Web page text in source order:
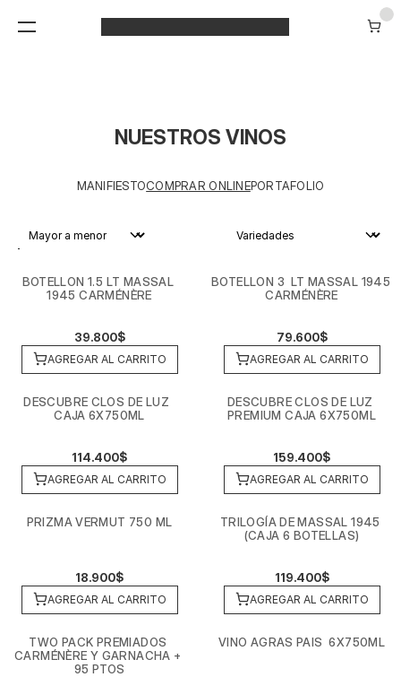
NUESTROS VINOS
MANIFIESTOCOMPRAR ONLINEPORTAFOLIO
BOTELLON 1.5 LT MASSAL
1945 CARMÉNÈRE
39.800$
AGREGAR AL CARRITO
BOTELLON 3  LT MASSAL 1945
CARMÉNÈRE
79.600$
AGREGAR AL CARRITO
DESCUBRE CLOS DE LUZ
CAJA 6X750ML
114.400$
AGREGAR AL CARRITO
DESCUBRE CLOS DE LUZ
PREMIUM CAJA 6X750ML
159.400$
AGREGAR AL CARRITO
PRIZMA VERMUT 750 ML
18.900$
AGREGAR AL CARRITO
TRILOGÍA DE MASSAL 1945
(CAJA 6 BOTELLAS)
119.400$
AGREGAR AL CARRITO
TWO PACK PREMIADOS
CARMÉNÈRE Y GARNACHA +
95 PTOS
VINO AGRAS PAIS  6X750ML